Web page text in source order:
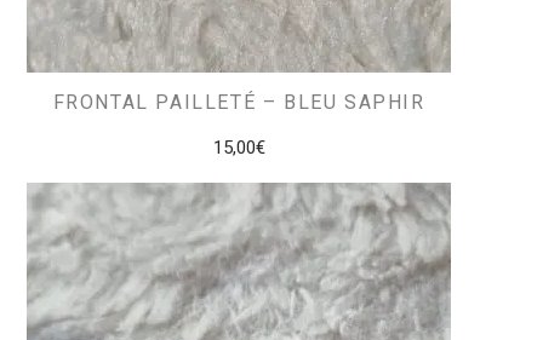
FRONTAL PAILLETÉ – BLEU SAPHIR
15,00€